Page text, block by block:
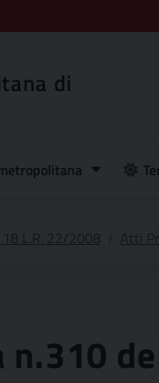
di
n.310